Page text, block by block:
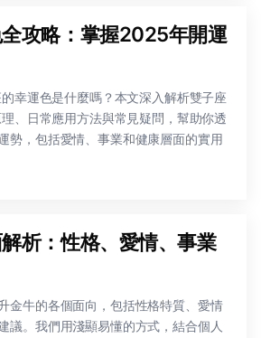
攻略：掌握2025年開運
幸運色是什麼嗎？本文深入解析雙子座
、日常應用方法與常見疑問，幫助你透
勢，包括愛情、事業和健康層面的實用
析：性格、愛情、事業
金牛的各個面向，包括性格特質、愛情
議。我們用淺顯易懂的方式，結合個人